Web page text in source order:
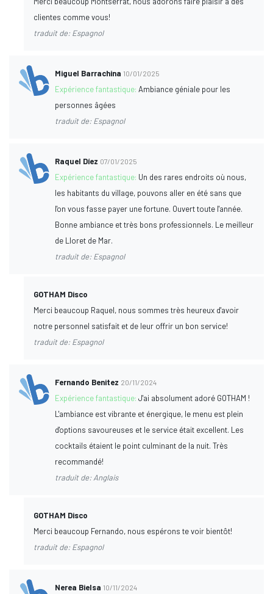
clientes comme vous!
traduit de: Espagnol
Miguel Barrachina 10/01/2025
Expérience fantastique:Ambiance géniale pour les
personnes âgées
traduit de: Espagnol
Raquel Díez 07/01/2025
Expérience fantastique: Un des rares endroits où nous,
les habitants du village, pouvons aller en été sans que
l'on vous fasse payer une fortune. Ouvert toute l'année.
Bonne ambiance et très bons professionnels. Le meilleur
de Lloret de Mar.
traduit de: Espagnol
GOTHAM Disco
Merci beaucoup Raquel, nous sommes très heureux d'avoir
notre personnel satisfait et de leur offrir un bon service!
traduit de: Espagnol
Fernando Benitez 20/11/2024
Expérience fantastique:J'ai absolument adoré GOTHAM !
L'ambiance est vibrante et énergique, le menu est plein
d'options savoureuses et le service était excellent. Les
cocktails étaient le point culminant de la nuit. Très
recommandé!
traduit de: Anglais
GOTHAM Disco
Merci beaucoup Fernando, nous espérons te voir bientôt!
traduit de: Espagnol
Nerea Bielsa 10/11/2024